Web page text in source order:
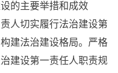
的主要举措和成效
人切实履行法治建设第
建法治建设格局。严格
建设第一责任人职责规